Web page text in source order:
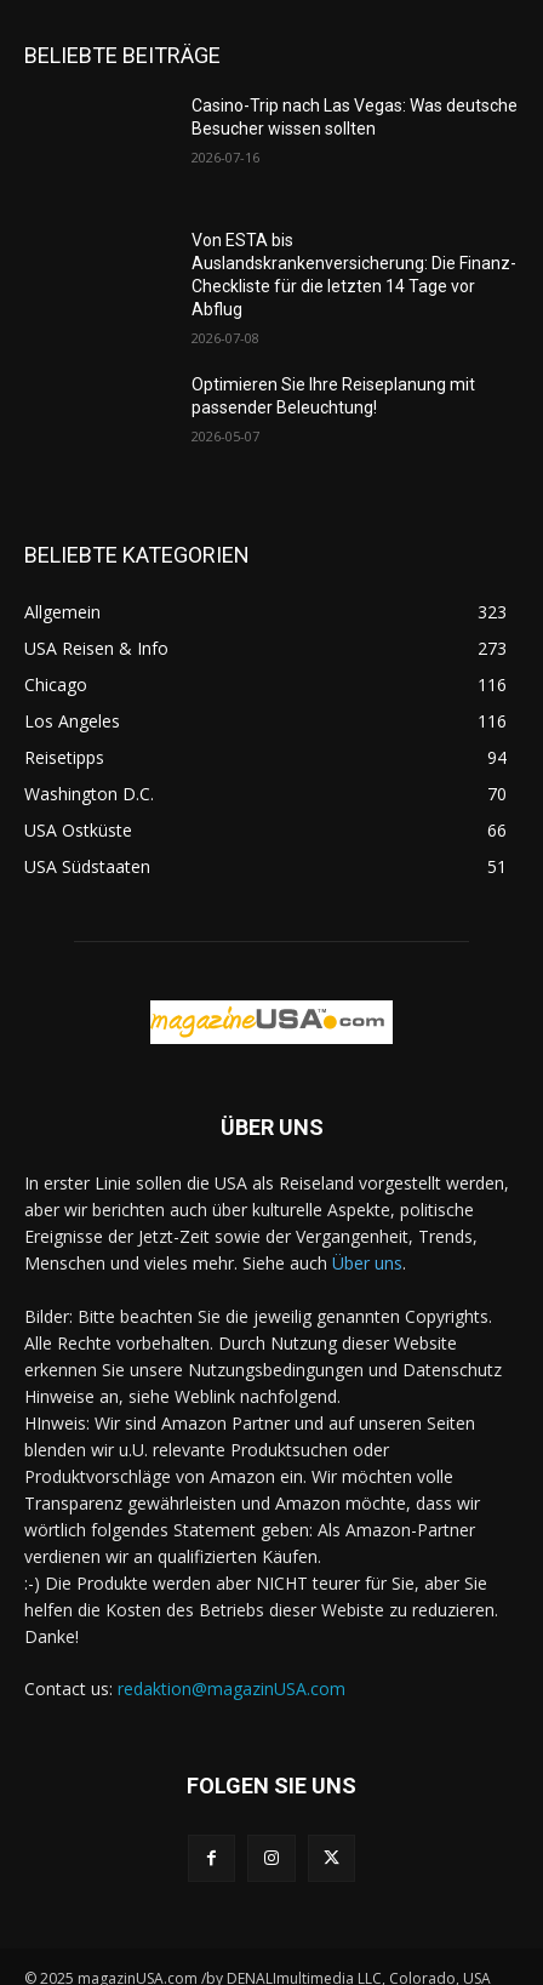
BELIEBTE BEITRÄGE
Casino-Trip nach Las Vegas: Was deutsche
Besucher wissen sollten
2026-07-16
Von ESTA bis
Auslandskrankenversicherung: Die Finanz-
Checkliste für die letzten 14 Tage vor
Abflug
2026-07-08
Optimieren Sie Ihre Reiseplanung mit
passender Beleuchtung!
2026-05-07
BELIEBTE KATEGORIEN
Allgemein
323
USA Reisen & Info
273
Chicago
116
Los Angeles
116
Reisetipps
94
Washington D.C.
70
USA Ostküste
66
USA Südstaaten
51
ÜBER UNS
In erster Linie sollen die USA als Reiseland vorgestellt werden,
aber wir berichten auch über kulturelle Aspekte, politische
Ereignisse der Jetzt-Zeit sowie der Vergangenheit, Trends,
Menschen und vieles mehr. Siehe auch Über uns.
Bilder: Bitte beachten Sie die jeweilig genannten Copyrights.
Alle Rechte vorbehalten. Durch Nutzung dieser Website
erkennen Sie unsere Nutzungsbedingungen und Datenschutz
Hinweise an, siehe Weblink nachfolgend.
HInweis: Wir sind Amazon Partner und auf unseren Seiten
blenden wir u.U. relevante Produktsuchen oder
Produktvorschläge von Amazon ein. Wir möchten volle
Transparenz gewährleisten und Amazon möchte, dass wir
wörtlich folgendes Statement geben: Als Amazon-Partner
verdienen wir an qualifizierten Käufen.
:-) Die Produkte werden aber NICHT teurer für Sie, aber Sie
helfen die Kosten des Betriebs dieser Webiste zu reduzieren.
Danke!
Contact us: redaktion@magazinUSA.com
FOLGEN SIE UNS
© 2025 magazinUSA.com /by DENALImultimedia LLC, Colorado, USA